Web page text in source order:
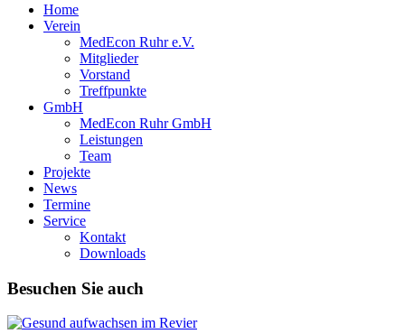
Home
Verein
MedEcon Ruhr e.V.
Mitglieder
Vorstand
Treffpunkte
GmbH
MedEcon Ruhr GmbH
Leistungen
Team
Projekte
News
Termine
Service
Kontakt
Downloads
Besuchen Sie auch